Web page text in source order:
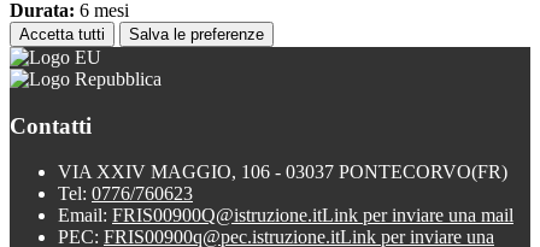
Durata: 6 mesi
Accetta tutti Salva le preferenze
Contatti
VIA XXIV MAGGIO, 106 - 03037 PONTECORVO(FR)
Tel: 0776/760623
Email: FRIS00900Q@istruzione.itLink per inviare una mail
PEC: FRIS00900q@pec.istruzione.itLink per inviare una